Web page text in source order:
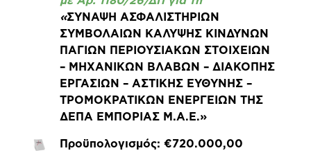
«ΣΥΝΑΨΗ ΑΣΦΑΛΙΣΤΗΡΙΩΝ
ΣΥΜΒΟΛΑΙΩΝ ΚΑΛΥΨΗΣ ΚΙΝΔΥΝΩΝ
ΠΑΓΙΩΝ ΠΕΡΙΟΥΣΙΑΚΩΝ ΣΤΟΙΧΕΙΩΝ
– ΜΗΧΑΝΙΚΩΝ ΒΛΑΒΩΝ – ΔΙΑΚΟΠΗΣ
ΕΡΓΑΣΙΩΝ – ΑΣΤΙΚΗΣ ΕΥΘΥΝΗΣ –
ΤΡΟΜΟΚΡΑΤΙΚΩΝ ΕΝΕΡΓΕΙΩΝ ΤΗΣ
ΔΕΠΑ ΕΜΠΟΡΙΑΣ Μ.Α.Ε.»
Προϋπολογισμός: €720.000,00